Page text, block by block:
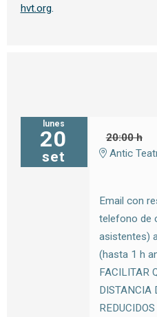
hvt.org.
lunes
20
set
20:00 h
Antic
Email con
telefono de
asistentes)
(hasta 1 h
FACILITAR
DISTANCIA